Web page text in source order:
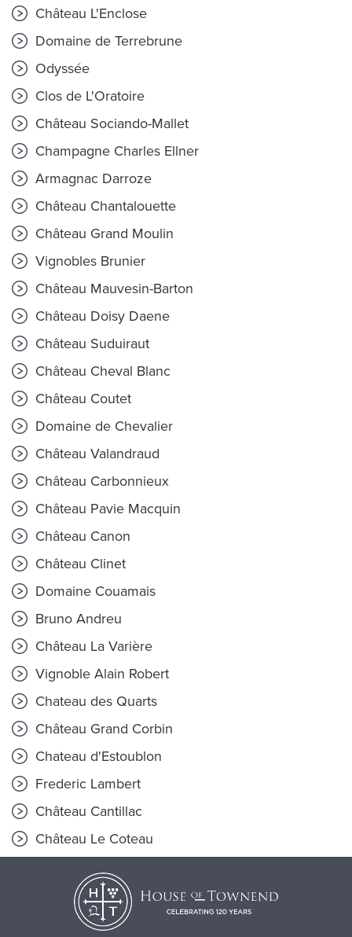
Château L'Enclose
Domaine de Terrebrune
Odyssée
Clos de L'Oratoire
Château Sociando-Mallet
Champagne Charles Ellner
Armagnac Darroze
Château Chantalouette
Château Grand Moulin
Vignobles Brunier
Château Mauvesin-Barton
Château Doisy Daene
Château Suduiraut
Château Cheval Blanc
Château Coutet
Domaine de Chevalier
Château Valandraud
Château Carbonnieux
Château Pavie Macquin
Château Canon
Château Clinet
Domaine Couamais
Bruno Andreu
Château La Varière
Vignoble Alain Robert
Chateau des Quarts
Château Grand Corbin
Chateau d'Estoublon
Frederic Lambert
Château Cantillac
Château Le Coteau